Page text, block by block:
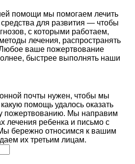
помощи мы помогаем лечить
для развития — чтобы
с которыми работаем,
лечения, распространять
ваше пожертвование
быстрее выполнять наши
почты нужен, чтобы мы
какую помощь удалось оказать
пожертвованию. Мы направим
лечения ребенка и письмо с
бережно относимся к вашим
их третьим лицам.